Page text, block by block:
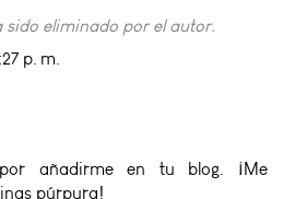
sido eliminado por el autor.
p. m.
añadirme en tu blog. ¡Me
púrpura!